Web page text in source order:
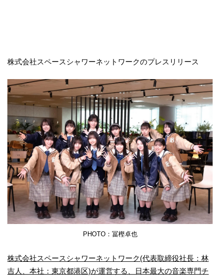
株式会社スペースシャワーネットワークのプレスリリース
PHOTO：冨樫卓也
株式会社スペースシャワーネットワーク(代表取締役社長：林
吉人、本社：東京都港区)が運営する、日本最大の音楽専門チ